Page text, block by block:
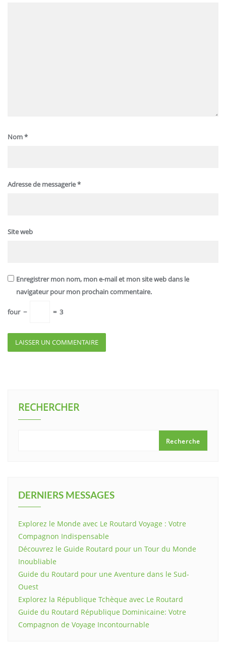
Nom*
Adresse de messagerie*
Site web
Enregistrer mon nom, mon e-mail et mon site web dans le
navigateur pour mon prochain commentaire.
four − = 3
RECHERCHER
Recherche
DERNIERS MESSAGES
Explorez le Monde avec Le Routard Voyage : Votre
Compagnon Indispensable
Découvrez le Guide Routard pour un Tour du Monde
Inoubliable
Guide du Routard pour une Aventure dans le Sud-
Ouest
Explorez la République Tchèque avec Le Routard
Guide du Routard République Dominicaine: Votre
Compagnon de Voyage Incontournable